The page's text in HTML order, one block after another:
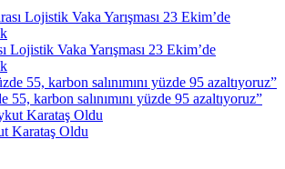
Lojistik Vaka Yarışması 23 Ekim’de
55, karbon salınımını yüzde 95 azaltıyoruz”
Karataş Oldu